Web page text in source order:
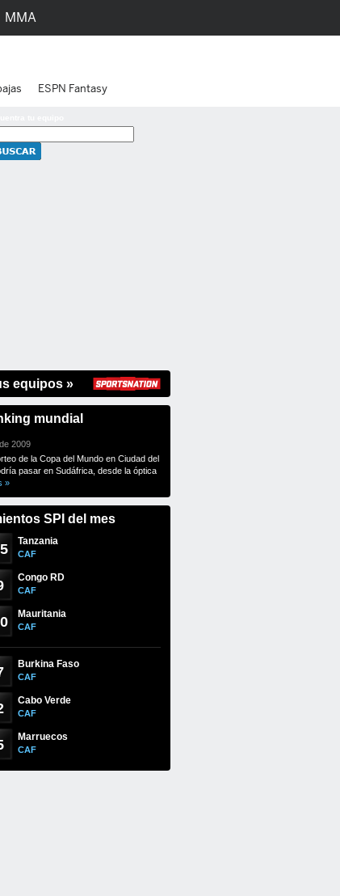
equipos »
mundial
2009
de la Copa del Mundo en Ciudad del
pasar en Sudáfrica, desde la óptica
»
SPI del mes
Tanzania
CAF
Congo RD
CAF
Mauritania
CAF
Burkina Faso
CAF
Cabo Verde
CAF
Marruecos
CAF
MMA
ESPN Fantasy